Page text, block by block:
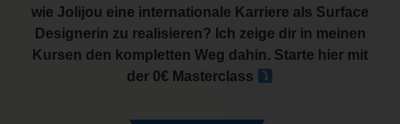
wie Jolijou eine internationale Karriere als Surface
Designerin zu realisieren? Ich zeige dir in meinen
Kursen den kompletten Weg dahin. Starte hier mit
der 0€ Masterclass